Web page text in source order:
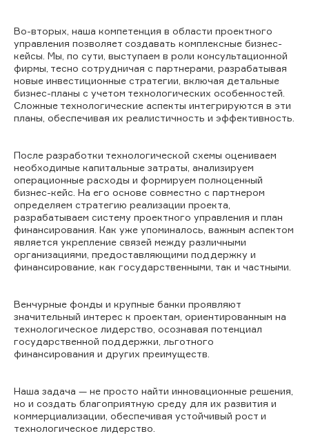
Во-вторых, наша компетенция в области проектного
управления позволяет создавать комплексные бизнес-
кейсы. Мы, по сути, выступаем в роли консультационной
фирмы, тесно сотрудничая с партнерами, разрабатывая
новые инвестиционные стратегии, включая детальные
бизнес-планы с учетом технологических особенностей.
Сложные технологические аспекты интегрируются в эти
планы, обеспечивая их реалистичность и эффективность.
После разработки технологической схемы оцениваем
необходимые капитальные затраты, анализируем
операционные расходы и формируем полноценный
бизнес-кейс. На его основе совместно с партнером
определяем стратегию реализации проекта,
разрабатываем систему проектного управления и план
финансирования. Как уже упоминалось, важным аспектом
является укрепление связей между различными
организациями, предоставляющими поддержку и
финансирование, как государственными, так и частными.
Венчурные фонды и крупные банки проявляют
значительный интерес к проектам, ориентированным на
технологическое лидерство, осознавая потенциал
государственной поддержки, льготного
финансирования и других преимуществ.
Наша задача — не просто найти инновационные решения,
но и создать благоприятную среду для их развития и
коммерциализации, обеспечивая устойчивый рост и
технологическое лидерство.